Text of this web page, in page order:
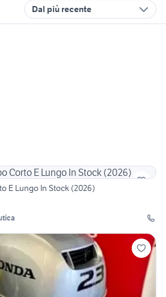
Dal più recente
E Lungo In Stock (2026)